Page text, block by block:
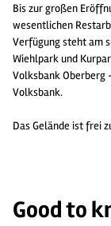
Bis zur großen
wesentlichen
Verfügung steht am
Wiehlpark und
Volksbank Oberberg
Volksbank.
Das Gelände ist frei
Good to